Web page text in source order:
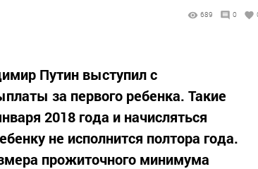
689 0
Путин выступил с
за первого ребенка. Такие
2018 года и начисляться
не исполнится полтора года.
прожиточного минимума